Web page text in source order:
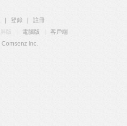
登錄
註冊
屏版 電腦版
客戶端
Inc.